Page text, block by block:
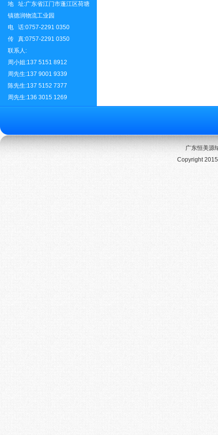
地 址:广东省江门市蓬江区荷塘
镇德润物流工业园
电 话:0757-2291 0350
传 真:0757-2291 0350
联系人:
周小姐:137 5151 8912
周先生:137 9001 9339
陈先生:137 5152 7377
周先生:136 3015 1269
广东恒美源
Copyright